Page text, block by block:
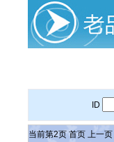
ID
当前第2页 首页 上一页